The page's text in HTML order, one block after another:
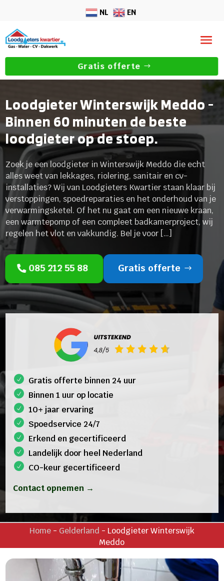
NL EN
Gratis offerte
Loodgieter Winterswijk Meddo -
Binnen 60 minuten de beste
loodgieter op de stoep.
Zoek je een loodgieter in Winterswijk Meddo die echt
alles weet van lekkages, riolering, sanitair en cv-
installaties? Wij van Loodgieters Kwartier staan klaar bij
verstoppingen, spoedreparaties en het onderhoud van je
verwarmingsketel. Of het nu gaat om een nieuwe kraan,
een warmtepomp of een compleet badkamerproject, wij
regelen het vlot en vakkundig. Bel je voor […]
085 212 55 88 Gratis offerte
Gratis offerte binnen 24 uur
Binnen 1 uur op locatie
10+ jaar ervaring
Spoedservice 24/7
Erkend en gecertificeerd
Landelijk door heel Nederland
CO-keur gecertificeerd
Contact opnemen →
Home- Gelderland - Loodgieter Winterswijk
Meddo